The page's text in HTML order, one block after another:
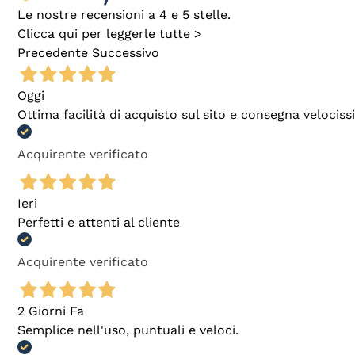
Le nostre recensioni a 4 e 5 stelle.
Clicca qui per leggerle tutte >
Precedente Successivo
Oggi
Ottima facilità di acquisto sul sito e consegna
Acquirente verificato
Ieri
Perfetti e attenti al cliente
Acquirente verificato
2 Giorni Fa
Semplice nell'uso, puntuali e veloci.